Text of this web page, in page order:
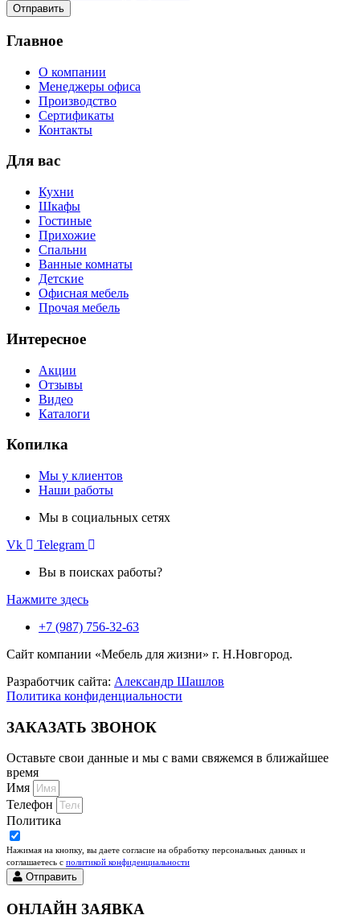
Отправить
Главное
О компании
Менеджеры офиса
Производство
Сертификаты
Контакты
Для вас
Кухни
Шкафы
Гостиные
Прихожие
Спальни
Ванные комнаты
Детские
Офисная мебель
Прочая мебель
Интересное
Акции
Отзывы
Видео
Каталоги
Копилка
Мы у клиентов
Наши работы
Мы в социальных сетях
Vk
Telegram
Вы в поисках работы?
Нажмите здесь
+7 (987) 756-32-63
Сайт компании «Мебель для жизни» г. Н.Новгород.
Разработчик сайта: Александр Шашлов
Политика конфиденциальности
ЗАКАЗАТЬ ЗВОНОК
Оставьте свои данные и мы с вами свяжемся в ближайшее
время
Имя
Телефон
Политика
Нажимая на кнопку, вы даете согласие на обработку персональных данных и
соглашаетесь c политикой конфиденциальности
Отправить
ОНЛАЙН ЗАЯВКА